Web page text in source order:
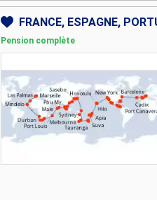
Pension complète